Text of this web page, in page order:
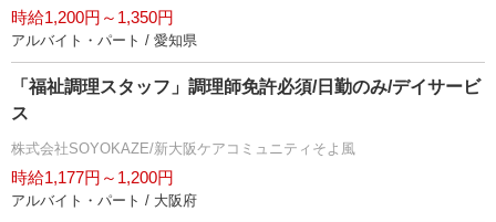
時給1,200円～1,350円
アルバイト・パート / 愛知県
「福祉調理スタッフ」調理師免許必須/日勤のみ/デイサービ
ス
株式会社SOYOKAZE/新大阪ケアコミュニティそよ風
時給1,177円～1,200円
アルバイト・パート / 大阪府